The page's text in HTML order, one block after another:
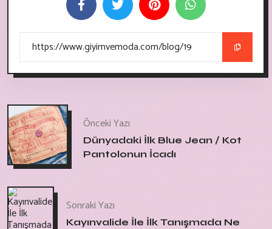
Önceki Yazı
Dünyadaki İlk Blue Jean / Kot
Pantolonun İcadı
Sonraki Yazı
Kayınvalide İle İlk Tanışmada Ne